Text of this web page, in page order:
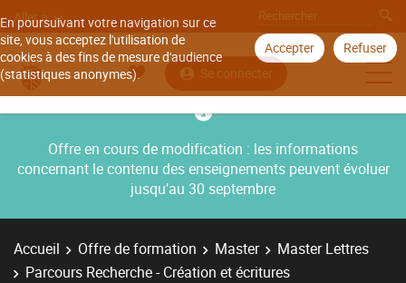
En poursuivant votre navigation sur ce
site, vous acceptez l'utilisation de
cookies à des fins de mesure d'audience
(statistiques anonymes).
Accepter Refuser
Aller à
Se connecter
Offre en cours de modification : les informations
concernant le contenu des enseignements peuvent évoluer
jusqu’au 30 septembre
Accueil Offre de formation Master
Master Lettres
Parcours Recherche - Création et écritures